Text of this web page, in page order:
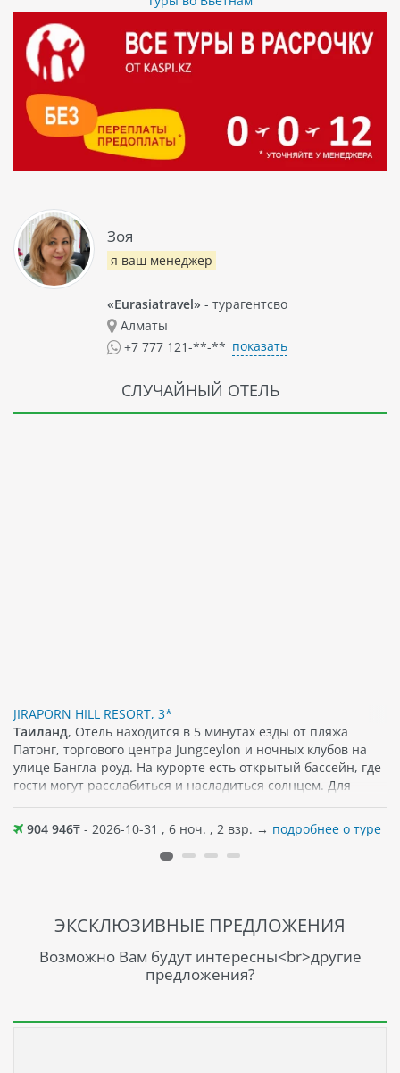
Зоя
я ваш менеджер
«Eurasiatravel» - турагентсво
Алматы
+7 777 121-**-** показать
СЛУЧАЙНЫЙ ОТЕЛЬ
JIRAPORN HILL RESORT, 3*
Таиланд, Отель находится в 5 минутах езды от пляжа
Патонг, торгового центра Jungceylon и ночных клубов на
улице Бангла-роуд. На курорте есть открытый бассейн, где
гости могут расслабиться и насладиться солнцем. Для
просторным балконом, спутниковым/кабельным
телевидением и сейфом. Бесплатный Wi-Fi
предоставляется на всей территории отеля, что позволяет
интернациональной кухни в ресторане у бассейна. Можно
чтобы организовать поездки к различным
достопримечательностям.
904 946₸ - 2026-10-31 , 6 ноч. , 2 взр. → подробнее о туре
ЭКСКЛЮЗИВНЫЕ ПРЕДЛОЖЕНИЯ
Возможно Вам будут интересны<br>другие
предложения?